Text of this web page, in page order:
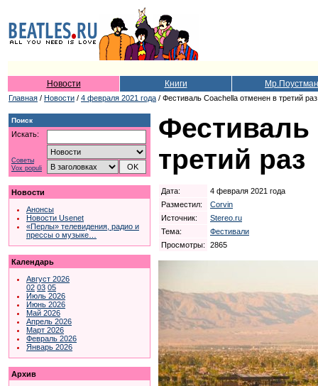
Новости Книги Мр.Поустман
Главная / Новости / 4 февраля 2021 года / Фестиваль Coachella отменен в третий раз
Поиск
Искать:
Советы
Vox populi
Новости
Анонсы
Новости Usenet
«Перлы» телевидения, радио и
прессы о музыке…
Календарь
Август 2026
02 03 05
Июль 2026
Июнь 2026
Май 2026
Апрель 2026
Март 2026
Февраль 2026
Январь 2026
Архив
Фестиваль
третий раз
Дата:
4 февраля 2021 года
Разместил:
Corvin
Источник:
Stereo.ru
Тема:
Фестивали
Просмотры:
2865